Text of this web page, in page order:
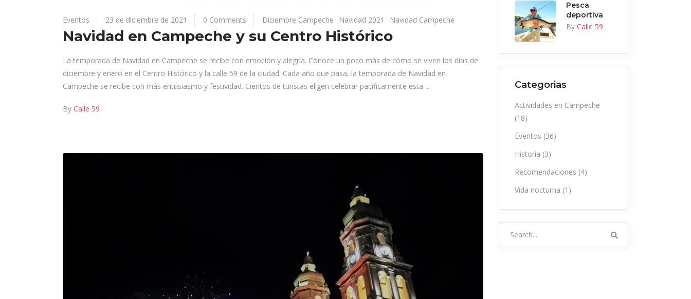
Eventos 23 de diciembre de 2021 0 Comments Diciembre Campeche Navidad 2021 Navidad Campeche
Navidad en Campeche y su Centro Histórico
La temporada de Navidad en Campeche se recibe con emoción y alegría. Conoce un poco más de cómo se viven los días de
diciembre y enero en el Centro Histórico y la calle 59 de la ciudad. Cada año que pasa, la temporada de Navidad en
Campeche se recibe con más entusiasmo y festividad. Cientos de turistas eligen celebrar pacíficamente esta
By Calle 59
Pesca
deportiva
By Calle 59
Categorias
Actividades en Campeche
(18)
Eventos (36)
Historia (3)
Recomendaciones (4)
Vida nocturna (1)